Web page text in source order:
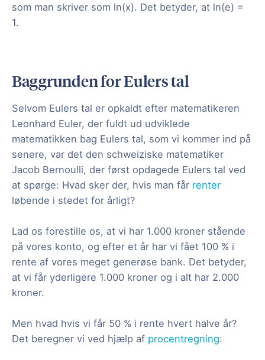
som man skriver som ln(x). Det betyder, at ln(e) =
1.
Baggrunden for Eulers tal
Selvom Eulers tal er opkaldt efter matematikeren
Leonhard Euler, der fuldt ud udviklede
matematikken bag Eulers tal, som vi kommer ind på
senere, var det den schweiziske matematiker
Jacob Bernoulli, der først opdagede Eulers tal ved
at spørge: Hvad sker der, hvis man får renter
løbende i stedet for årligt?
Lad os forestille os, at vi har 1.000 kroner stående
på vores konto, og efter et år har vi fået 100 % i
rente af vores meget generøse bank. Det betyder,
at vi får yderligere 1.000 kroner og i alt har 2.000
kroner.
Men hvad hvis vi får 50 % i rente hvert halve år?
Det beregner vi ved hjælp af procentregning: